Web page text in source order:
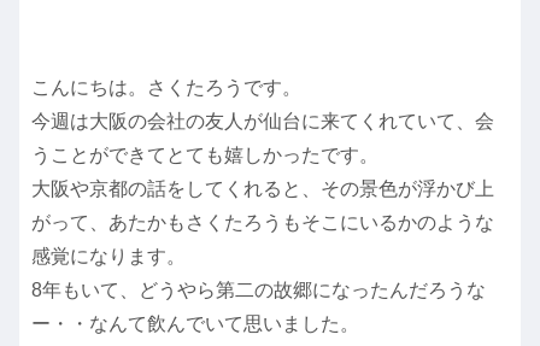
こんにちは。さくたろうです。
今週は大阪の会社の友人が仙台に来てくれていて、会
うことができてとても嬉しかったです。
大阪や京都の話をしてくれると、その景色が浮かび上
がって、あたかもさくたろうもそこにいるかのような
感覚になります。
8年もいて、どうやら第二の故郷になったんだろうな
ー・・なんて飲んでいて思いました。